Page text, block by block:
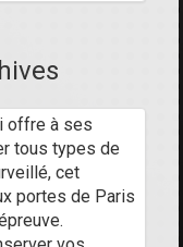
offre à ses
tous types de
cet
portes de Paris